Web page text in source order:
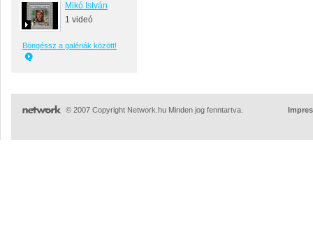
Mikó István
1 videó
Böngéssz a galériák között!
© 2007 Copyright Network.hu Minden jog fenntartva.